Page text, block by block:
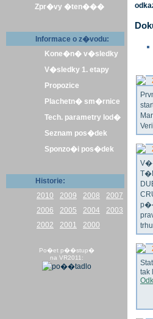
Zpr�vy �ten���
Informace o z�vodu:
Kone�n� v�sledky
V�sledky 1. etapy
Propozice
Plachetn� sm�rnice
Tech. parametry lod�
Seznam pos�dek
Sponzo�i pos�dek
Historie:
2010
2009 2008
2007
2006
2005 2004
2003
2002
2001 2000
Po�et p��stup�
na VR2011:
tak